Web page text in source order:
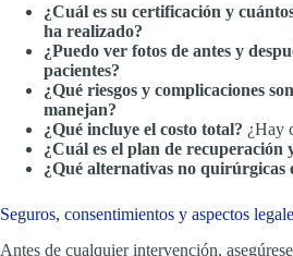
¿Cuál es su certificación y
ha realizado?
¿Puedo ver fotos de antes y
pacientes?
¿Qué riesgos y complicaciones
manejan?
¿Qué incluye el costo total? ¿Hay
¿Cuál es el plan de recuperación
¿Qué alternativas no quirúrgicas
Seguros, consentimientos y aspectos
Antes de cualquier intervención,